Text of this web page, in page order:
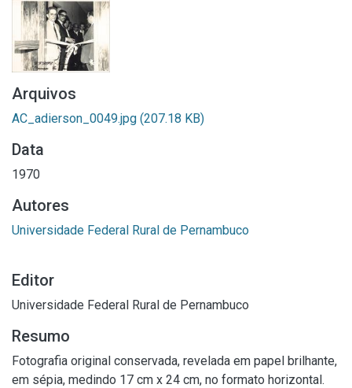
Arquivos
AC_adierson_0049.jpg (207.18 KB)
Data
1970
Autores
Universidade Federal Rural de Pernambuco
Editor
Universidade Federal Rural de Pernambuco
Resumo
Fotografia original conservada, revelada em papel brilhante,
em sépia, medindo 17 cm x 24 cm, no formato horizontal.